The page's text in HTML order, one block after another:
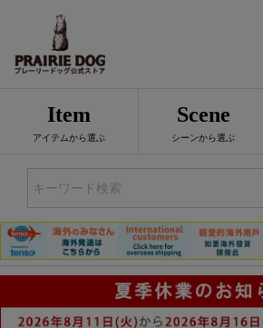
Item
アイテムから選ぶ
Scene
シーンから選ぶ